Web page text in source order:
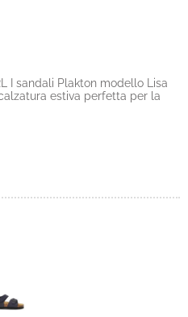
I sandali Plakton modello Lisa
estiva perfetta per la